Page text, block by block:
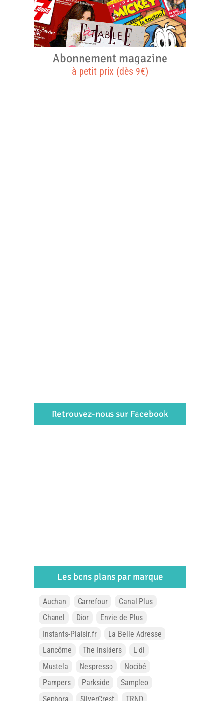
Abonnement magazine
à petit prix (dès 9€)
Retrouvez-nous sur Facebook
Les bons plans par marque
Auchan Carrefour
Canal Plus
Chanel
Dior
Envie de Plus
Instants-Plaisir.fr
La Belle Adresse
Lancôme
The Insiders
Lidl
Mustela
Nespresso
Nocibé
Pampers
Parkside
Sampleo
Sephora
SilverCrest TRND